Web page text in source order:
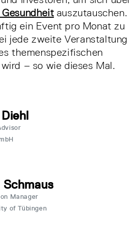
auszutauschen.
ein Event pro Monat zu
jede zweite Veranstaltung
themenspezifischen
– so wie dieses Mal.
Schmaus
Manager
of Tübingen